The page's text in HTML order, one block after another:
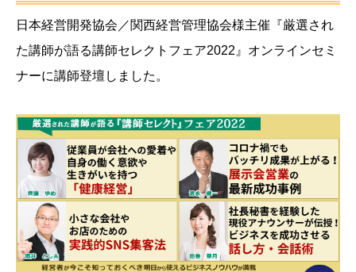
日本経営開発協会／関西経営管理協会様主催『厳選され
た講師が語る講師セレクトフェア2022』オンラインセミ
ナーに講師登壇しました。